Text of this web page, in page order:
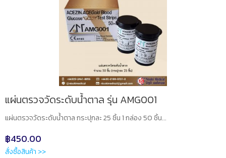
แผ่นตรวจวัดระดับน้ำตาล รุ่น AMG001
แผ่นตรวจวัดระดับน้ำตาล กระปุกละ 25 ชิ้น 1 กล่อง 50 ชิ้น...
฿450.00
สั่งซื้อสินค้า >>